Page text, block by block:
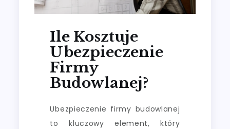
Ile Kosztuje
Ubezpieczenie
Firmy
Budowlanej?
Ubezpieczenie firmy budowlanej
to kluczowy element, który